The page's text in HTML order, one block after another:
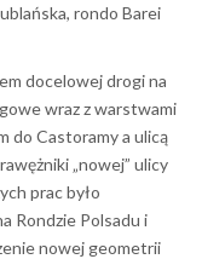
rondo Barei
docelowej drogi na
wraz z warstwami
do Castoramy a ulicą
„nowej” ulicy
prac było
Rondzie Polsadu i
nowej geometrii